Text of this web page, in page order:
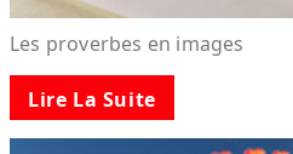
Les proverbes en images
Lire La Suite